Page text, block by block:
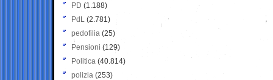
PD (1.188)
PdL (2.781)
pedofilia (25)
Pensioni (129)
Politica (40.814)
polizia (253)